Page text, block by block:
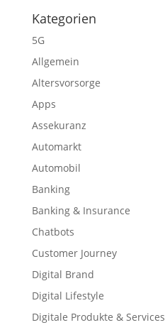
Kategorien
5G
Allgemein
Altersvorsorge
Apps
Assekuranz
Automarkt
Automobil
Banking
Banking & Insurance
Chatbots
Customer Journey
Digital Brand
Digital Lifestyle
Digitale Produkte & Services